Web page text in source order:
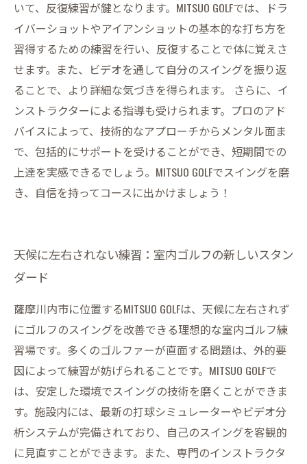
いて、反復練習が鍵となります。MITSUO GOLFでは、ドラ
イバーショットやアイアンショットの基本的な打ち方を
習得するための練習を行い、反復することで体に覚えさ
せます。また、ビデオを通して自分のスイングを振り返
ることで、より詳細な気づきを得られます。 さらに、イ
ンストラクターによる指導も受けられます。プロのアド
バイスによって、技術的なアプローチからメンタル面ま
で、包括的にサポートを受けることができ、短期間での
上達を実感できるでしょう。MITSUO GOLFでスイングを磨
き、自信を持ってコースに出かけましょう！
天候に左右されない練習：室内ゴルフの新しいスタン
ダード
薩摩川内市に位置するMITSUO GOLFは、天候に左右されず
にゴルフのスイングを改善できる理想的な室内ゴルフ練
習場です。多くのゴルファーが直面する問題は、外的要
因によって練習が妨げられることです。MITSUO GOLFで
は、安定した環境でスイングの技術を磨くことができま
す。施設内には、最新の打球シミュレーターやビデオ分
析システムが完備されており、自己のスイングを客観的
に見直すことができます。また、専門のインストラクタ